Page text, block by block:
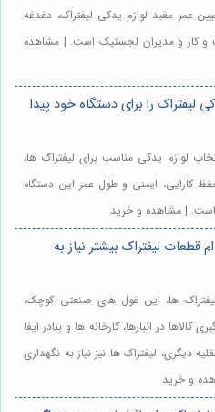
عمر مفید لوازم یدکی لیفتراک، دغدغه
کار و مدیران لجستیک است. | مشاهده
لیفتراک را برای دستگاه خود پیدا
لوازم یدکی مناسب برای لیفتراک ها،
کارایی، ایمنی و طول عمر این دستگاه
| مشاهده و خرید
قطعات لیفتراک بیشتر نیاز به
ها، این غول های صنعتی کوچک،
در انبارها، کارخانه ها و بنادر ایفا
دیگری، لیفتراک ها نیز نیاز به نگهداری
و خرید